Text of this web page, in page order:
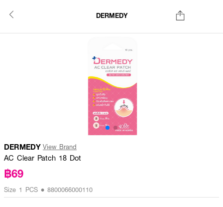
DERMEDY
DERMEDY View Brand
AC Clear Patch 18 Dot
฿69
Size 1 PCS • 8800066000110